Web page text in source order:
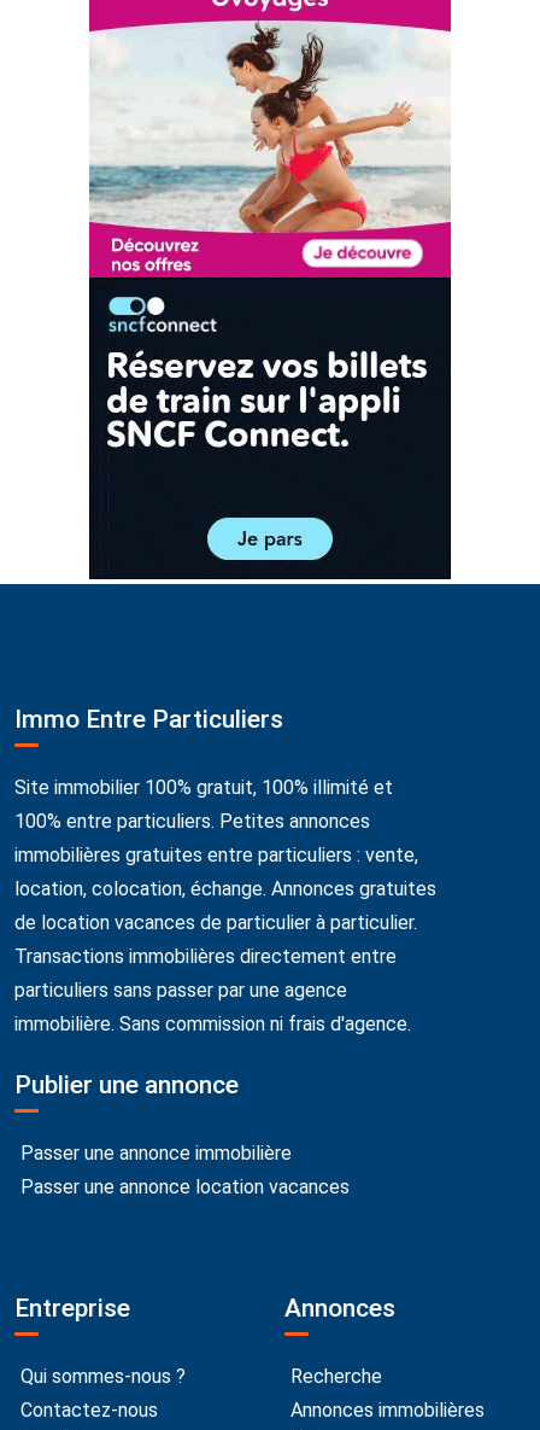
Immo Entre Particuliers
Site immobilier 100% gratuit, 100% illimité et
100% entre particuliers. Petites annonces
immobilières gratuites entre particuliers : vente,
location, colocation, échange. Annonces gratuites
de location vacances de particulier à particulier.
Transactions immobilières directement entre
particuliers sans passer par une agence
immobilière. Sans commission ni frais d'agence.
Publier une annonce
Passer une annonce immobilière
Passer une annonce location vacances
Entreprise
Qui sommes-nous ?
Contactez-nous
Annonces
Recherche
Annonces immobilières